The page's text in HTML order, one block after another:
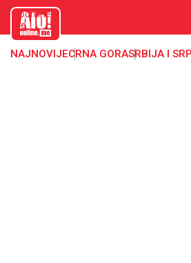
aloonline.
me
NAJNOVIJECRNA GORASRBIJA I